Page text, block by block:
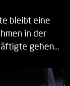
bleibt eine
in der
gehen…